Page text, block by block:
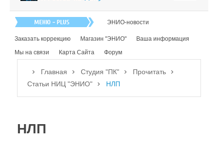
Книга
Обучение
ЭНИО-новости
Заказать коррекцию Магазин "ЭНИО"
Ваша информация
Мы на связи
Карта Сайта Форум
Главная Студия "ПК"
Прочитать
Статьи НИЦ "ЭНИО"
НЛП
НЛП